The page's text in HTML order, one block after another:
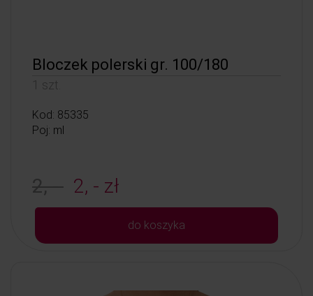
Bloczek polerski gr. 100/180
1 szt.
Kod: 85335
Poj: ml
2, - 2, - zł
do koszyka